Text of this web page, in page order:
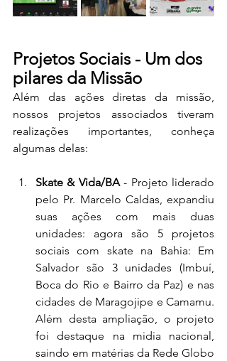
Projetos Sociais - Um dos
pilares da Missão
Além das ações diretas da missão,
nossos projetos associados tiveram
realizações importantes, conheça
algumas delas:
Skate & Vida/BA - Projeto liderado
pelo Pr. Marcelo Caldas, expandiu
suas ações com mais duas
unidades: agora são 5 projetos
sociais com skate na Bahia: Em
Salvador são 3 unidades (Imbuí,
Boca do Rio e Bairro da Paz) e nas
cidades de Maragojipe e Camamu.
Além desta ampliação, o projeto
foi destaque na midia nacional,
saindo em matérias da Rede Globo